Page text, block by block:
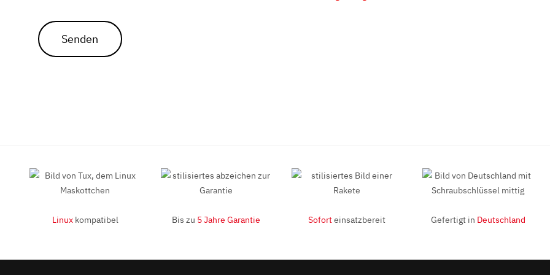
Senden
Linuxkompatibel Bis zu 5 Jahre Garantie Soforteinsatzbereit Gefertigt in Deutschland